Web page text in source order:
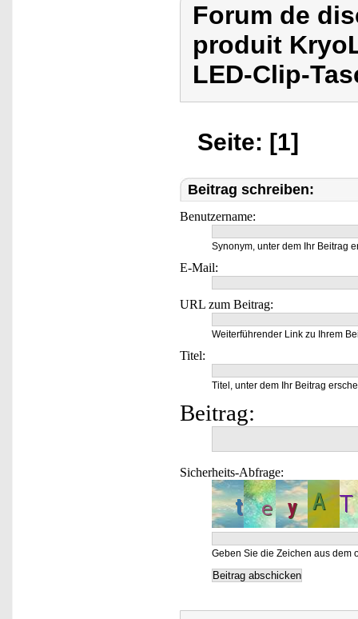
Forum de
produit
LED-Clip-
Seite: [1]
Beitrag schreiben:
Benutzername:
Synonym, unter dem Ihr Beitrag
E-Mail:
URL zum Beitrag:
Weiterführender Link zu Ihrem
Titel:
Titel, unter dem Ihr Beitrag
Beitrag:
Sicherheits-Abfrage:
Geben Sie die Zeichen aus dem